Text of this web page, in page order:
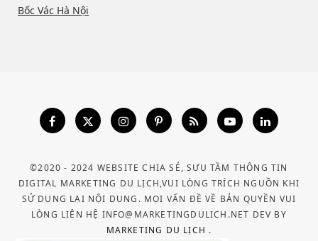
Bốc Vác Hà Nội
©2020 - 2024 WEBSITE CHIA SẺ, SƯU TẦM THÔNG TIN
DIGITAL MARKETING DU LỊCH,VUI LÒNG TRÍCH NGUỒN KHI
SỬ DỤNG LẠI NỘI DUNG. MỌI VẤN ĐỀ VỀ BẢN QUYỀN VUI
LÒNG LIÊN HỆ INFO@MARKETINGDULICH.NET DEV BY
MARKETING DU LỊCH .